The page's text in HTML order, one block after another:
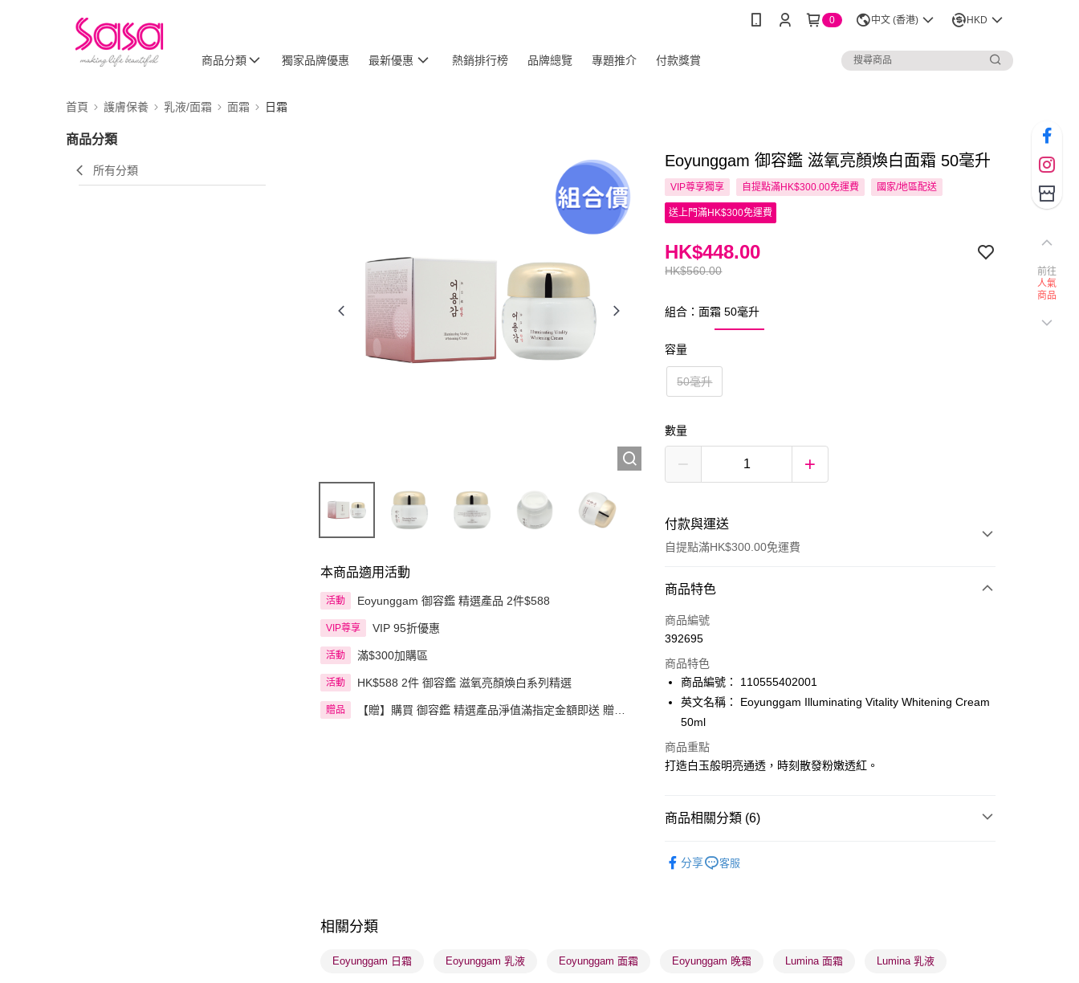
0 中文 (香港) HKD
商品分類 獨家品牌優惠 最新優惠 熱銷排行榜 品牌總覽 專題推介 付款獎賞
首頁 護膚保養 乳液/面霜 面霜 日霜
商品分類
所有分類
本商品適用活動
活動 Eoyunggam 御容鑑 精選產品 2件$588
VIP尊享 VIP 95折優惠
活動 滿$300加購區
活動 HK$588 2件 御容鑑 滋氧亮顏煥白系列精選
贈品
【贈】購買 御容鑑 精選產品淨值滿指定金額即送 贈品
Eoyunggam 御容鑑 滋氧亮顏煥白面霜 50毫升
VIP尊享獨享 自提點滿HK$300.00免運費 國家/地區配送
送上門滿HK$300免運費
HK$560.00
HK$448.00
組合：面霜 50毫升
容量
50毫升
數量
付款與運送
自提點滿HK$300.00免運費
付款方式
信用卡
AlipayHK
PayMe
BoC Pay
送貨方式
每筆HK$65.00，滿HK$300.00或以上免運費
物流公司進行物流配送
商品特色
商品編號
392695
商品特色
商品編號： 110555402001
英文名稱： Eoyunggam Illuminating Vitality Whitening Cream
50ml
商品重點
打造白玉般明亮通透，時刻散發粉嫩透紅。
商品相關分類 (6)
莎莎獨家品牌✨ 全部產品
分享 客服
相關分類
Eoyunggam 日霜 Eoyunggam 乳液 Eoyunggam 面霜 Eoyunggam 晚霜 Lumina 面霜 Lumina 乳液
前往
人氣
商品